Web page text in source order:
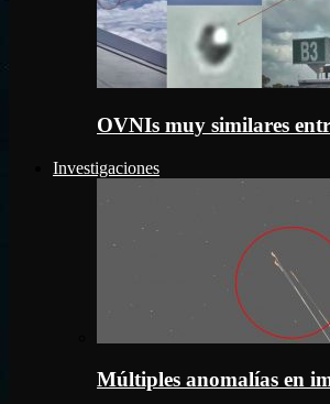
OVNIs muy similares
Investigaciones
Múltiples anomalías en